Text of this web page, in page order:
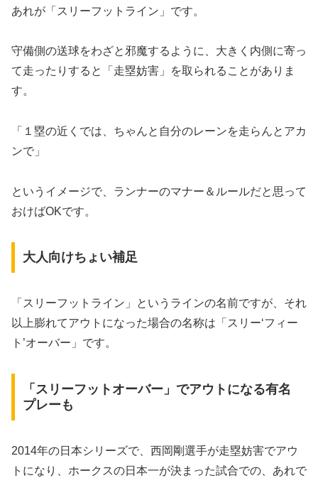
あれが「スリーフットライン」です。
守備側の送球をわざと邪魔するように、大きく内側に寄っ
て走ったりすると「走塁妨害」を取られることがありま
す。
「１塁の近くでは、ちゃんと自分のレーンを走らんとアカ
ンで」
というイメージで、ランナーのマナー＆ルールだと思って
おけばOKです。
大人向けちょい補足
「スリーフットライン」というラインの名前ですが、それ
以上膨れてアウトになった場合の名称は「スリー‘フィー
ト’オーバー」です。
「スリーフットオーバー」でアウトになる有名
プレーも
2014年の日本シリーズで、西岡剛選手が走塁妨害でアウ
トになり、ホークスの日本一が決まった試合での、あれで